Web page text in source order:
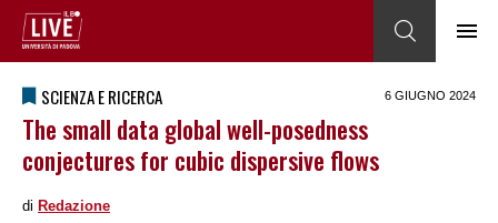
SCIENZA E RICERCA 6 GIUGNO 2024
The small data global well-posedness
conjectures for cubic dispersive flows
di Redazione